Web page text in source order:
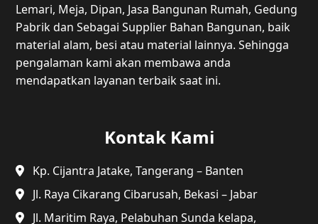
Lemari, Meja, Dipan, Jasa Bangunan Rumah, Gedung
Pabrik dan Sebagai Supplier Bahan Bangunan, baik
material alam, besi atau material lainnya. Sehingga
pengalaman kami akan membawa anda
mendapatkan layanan terbaik saat ini.
Kontak Kami
Kp. Cijantra Jatake, Tangerang – Banten
Jl. Raya Cikarang Cibarusah, Bekasi – Jabar
Jl. Maritim Raya, Pelabuhan Sunda kelapa,